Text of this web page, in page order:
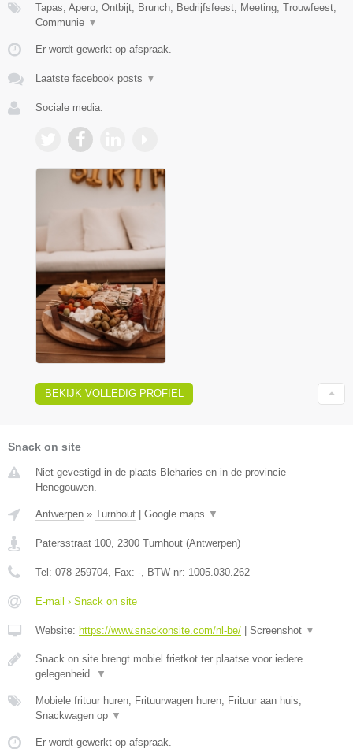
Tapas, Apero, Ontbijt, Brunch, Bedrijfsfeest, Meeting, Trouwfeest,
Communie ▼
Er wordt gewerkt op afspraak.
Laatste facebook posts ▼
Sociale media:
BEKIJK VOLLEDIG PROFIEL
Snack on site
Niet gevestigd in de plaats Bleharies en in de provincie
Henegouwen.
Antwerpen » Turnhout | Google maps ▼
Patersstraat 100 2300 Turnhout (Antwerpen)
Tel: 078-259704 , Fax: - , BTW-nr: 1005.030.262
E-mail › Snack on site
Website: https://www.snackonsite.com/nl-be/ | Screenshot ▼
Snack on site brengt mobiel frietkot ter plaatse voor iedere
gelegenheid.
▼
Mobiele frituur huren, Frituurwagen huren, Frituur aan huis,
Snackwagen op ▼
Er wordt gewerkt op afspraak.